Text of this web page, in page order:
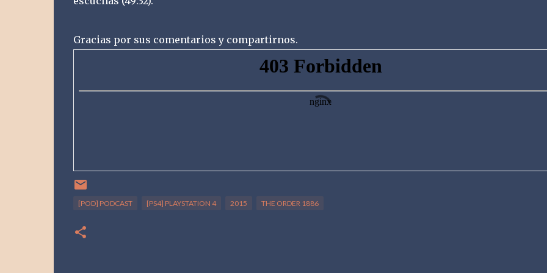
Gracias por sus comentarios y compartirnos.
[POD] PODCAST [PS4] PLAYSTATION 4 2015 THE ORDER 1886